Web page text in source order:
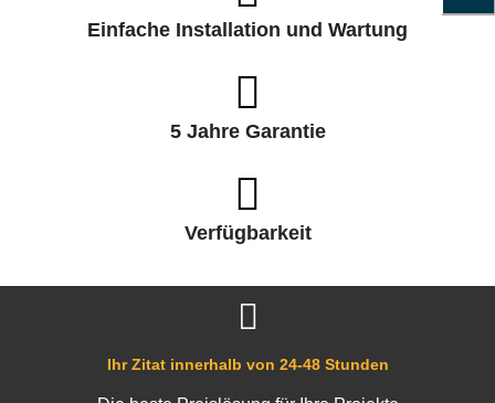
Einfache Installation und Wartung
5 Jahre Garantie
Verfügbarkeit
Ihr Zitat innerhalb von 24-48 Stunden